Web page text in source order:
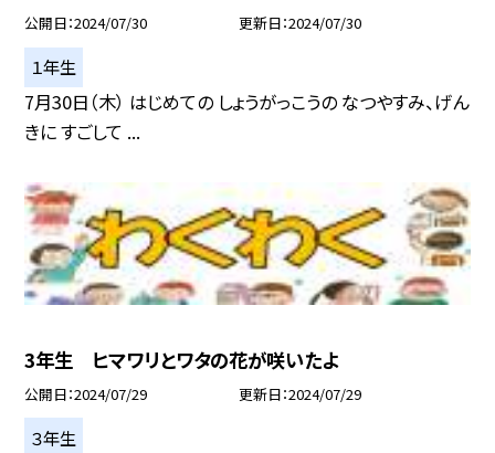
公開日 2024/07/30 更新日 2024/07/30
１年生
7月30日（木） はじめての しょうがっこうの なつやすみ、げん
きに すごして ...
3年生 ヒマワリとワタの花が咲いたよ
公開日 2024/07/29 更新日 2024/07/29
３年生